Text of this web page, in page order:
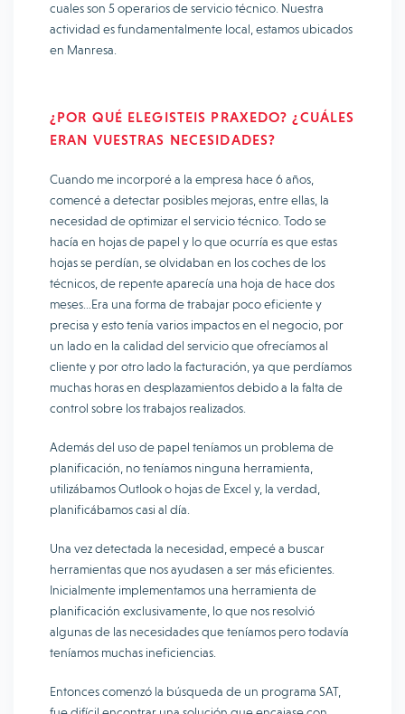
cuales son 5 operarios de servicio técnico. Nuestra
actividad es fundamentalmente local, estamos ubicados
en Manresa.
¿POR QUÉ ELEGISTEIS PRAXEDO? ¿CUÁLES
ERAN VUESTRAS NECESIDADES?
Cuando me incorporé a la empresa hace 6 años,
comencé a detectar posibles mejoras, entre ellas, la
necesidad de optimizar el servicio técnico. Todo se
hacía en hojas de papel y lo que ocurría es que estas
hojas se perdían, se olvidaban en los coches de los
técnicos, de repente aparecía una hoja de hace dos
meses…Era una forma de trabajar poco eficiente y
precisa y esto tenía varios impactos en el negocio, por
un lado en la calidad del servicio que ofrecíamos al
cliente y por otro lado la facturación, ya que perdíamos
muchas horas en desplazamientos debido a la falta de
control sobre los trabajos realizados.
Además del uso de papel teníamos un problema de
planificación, no teníamos ninguna herramienta,
utilizábamos Outlook o hojas de Excel y, la verdad,
planificábamos casi al día.
Una vez detectada la necesidad, empecé a buscar
herramientas que nos ayudasen a ser más eficientes.
Inicialmente implementamos una herramienta de
planificación exclusivamente, lo que nos resolvió
algunas de las necesidades que teníamos pero todavía
teníamos muchas ineficiencias.
Entonces comenzó la búsqueda de un programa SAT,